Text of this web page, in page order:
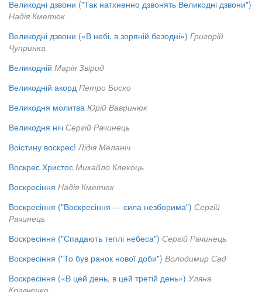
Великодні дзвони ("Так натхненно дзвонять Великодні дзвони")
Надія Кметюк
Великодні дзвони («В небі, в зоряній безодні») Григорій
Чупринка
Великодній Марія Звірид
Великодній акорд Петро Боско
Великодня молитва Юрій Вавринюк
Великодня ніч Сергій Рачинець
Воістину воскрес! Лідія Меланіч
Воскрес Христос Михайло Клекоць
Воскресіння Надія Кметюк
Воскресіння ("Воскресіння — сила незборима") Сергій
Рачинець
Воскресіння ("Спадають теплі небеса") Сергій Рачинець
Воскресіння ("То був ранок нової доби") Володимир Сад
Воскресіння («В цей день, в цей третій день») Уляна